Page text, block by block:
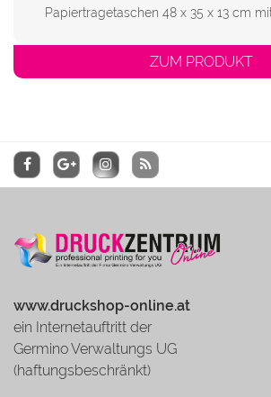
Papiertragetaschen 48 x 35 x 13 cm
ZUM PRODUKT
www.druckshop-online.at
ein Internetauftritt der
Germino Verwaltungs UG
(haftungsbeschränkt)